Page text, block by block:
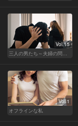
Vol.15
三人の男たち～夫婦の問題～
Vol.1
オフラインな私